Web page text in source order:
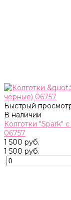
Быстрый
В наличии
Колготки "Spark"
06757
1 500 руб.
1 500 руб.
-